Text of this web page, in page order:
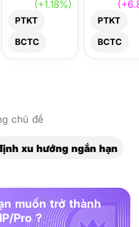
(+1.18%)
PTKT
BCTC
PTKT
BCTC
chủ đề
xu hướng ngắn hạn
muốn trở thành
Pro ?